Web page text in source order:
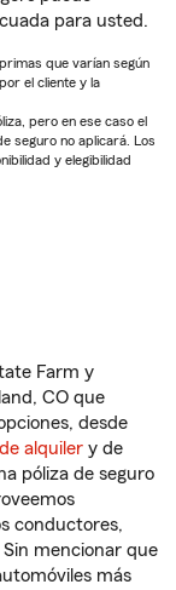
para usted.
que varían según
el cliente y la
pero en ese caso el
seguro no aplicará. Los
y elegibilidad
Farm y
CO que
desde
alquiler y de
póliza de seguro
conductores,
Sin mencionar que
más